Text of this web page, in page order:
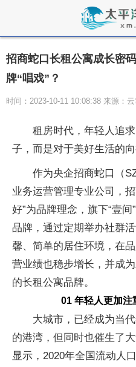
招商蛇口长租公寓成长密
牌“唱戏”？
时间：2023-10-11 10:08:38 来源：
租房时代，年轻人追
子，而是对于美好生活的向
作为央企招商蛇口（
业务运营管理专业公司，
好”为品牌理念，旗下“壹间
品牌，通过定期举办社群
馨、简单的居住环境，在
营业绩也稳步增长，并成
的长租公寓品牌。
01 年轻人更加注
大城市，已经成为当
的港湾，但同时也催生了
显示，2020年全国流动人